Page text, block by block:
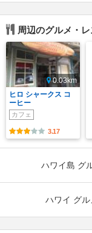
周辺のグルメ・
0.03km
ヒロ シャークス コ
ーヒー
カフェ
3.17
ハワイ島 グ
ハワイ グ